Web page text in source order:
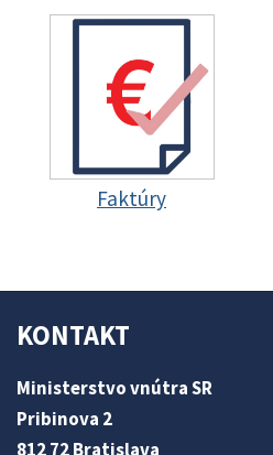
Faktúry
KONTAKT
Ministerstvo vnútra SR
Pribinova 2
812 72 Bratislava